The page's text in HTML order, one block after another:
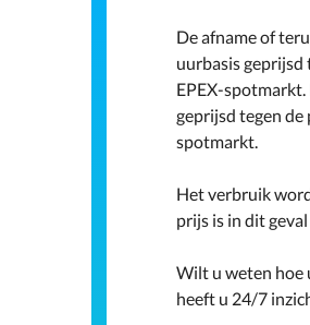
De afname of
uurbasis geprijsd
EPEX-
geprijsd tegen de
spotmarkt.
Het verbruik
prijs is in dit
Wilt u weten hoe
heeft u 24/7